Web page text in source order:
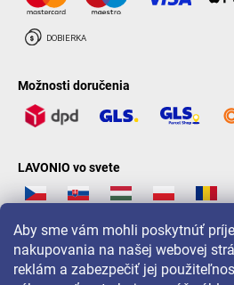
Aby sme vám mohli poskytnúť
nakupovania na našej webovej
reklám a zabezpečiť jej
Možnosti doručenia
LAVONIO vo svete